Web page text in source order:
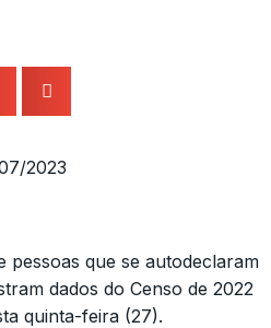
2023
pessoas que se autodeclaram
dados do Censo de 2022
quinta-feira (27).